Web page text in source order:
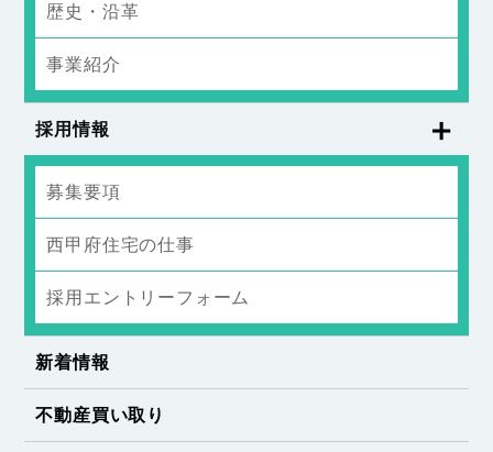
歴史・沿革
事業紹介
採用情報
募集要項
西甲府住宅の仕事
採用エントリーフォーム
新着情報
不動産買い取り